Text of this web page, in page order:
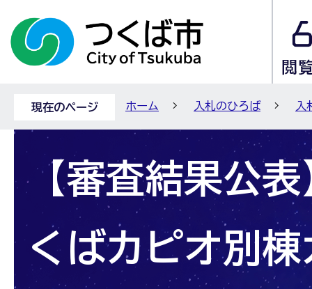
現在のページ ホーム 入札のひろば 入
【審査結果公表
くばカピオ別